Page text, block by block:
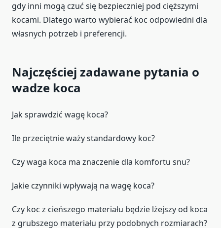
gdy inni mogą czuć się bezpieczniej pod cięższymi
kocami. Dlatego warto wybierać koc odpowiedni dla
własnych potrzeb i preferencji.
Najczęściej zadawane pytania o
wadze koca
Jak sprawdzić wagę koca?
Ile przeciętnie waży standardowy koc?
Czy waga koca ma znaczenie dla komfortu snu?
Jakie czynniki wpływają na wagę koca?
Czy koc z cieńszego materiału będzie lżejszy od koca
z grubszego materiału przy podobnych rozmiarach?